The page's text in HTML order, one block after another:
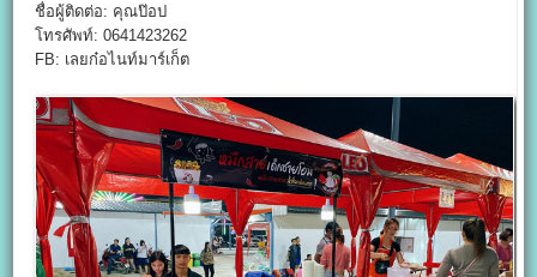
ชื่อผู้ติดต่อ: คุณป๊อป
โทรศัพท์: 0641423262
FB: เลยก๋อไนท์มาร์เก็ต